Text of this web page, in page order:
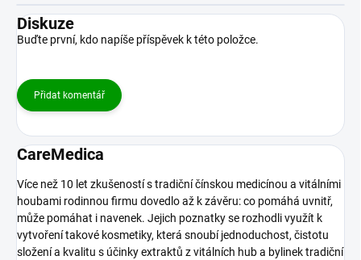
Diskuze
Buďte první, kdo napíše příspěvek k této položce.
Přidat komentář
CareMedica
Více než 10 let zkušeností s tradiční čínskou medicínou a vitálními
houbami rodinnou firmu dovedlo až k závěru: co pomáhá uvnitř,
může pomáhat i navenek. Jejich poznatky se rozhodli využít k
vytvoření takové kosmetiky, která snoubí jednoduchost, čistotu
složení a kvalitu s účinky extraktů z vitálních hub a bylinek tradiční